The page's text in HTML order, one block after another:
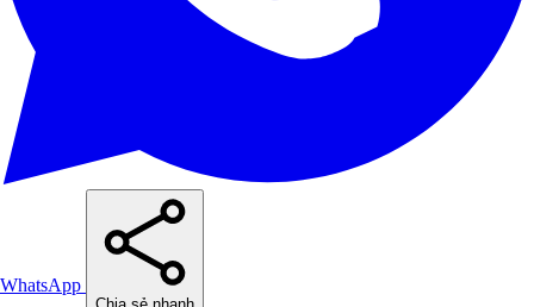
WhatsApp